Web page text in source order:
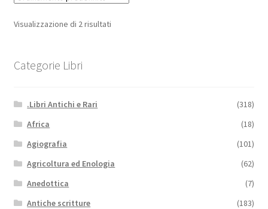
Visualizzazione di 2 risultati
Categorie Libri
.Libri Antichi e Rari
(318)
Africa
(18)
Agiografia
(101)
Agricoltura ed Enologia
(62)
Anedottica
(7)
Antiche scritture
(183)